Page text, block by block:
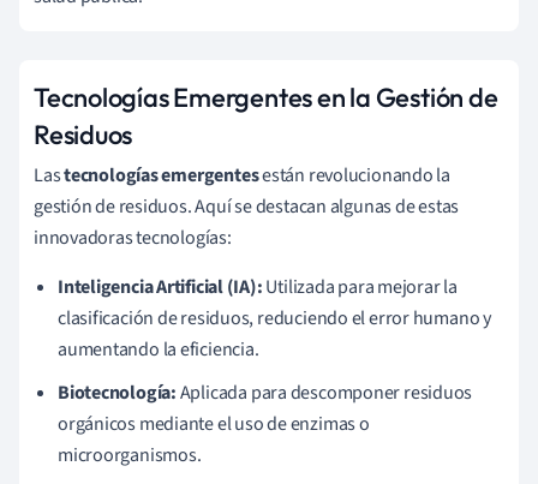
Tecnologías Emergentes en la Gestión de
Residuos
Lastecnologías emergentesestán revolucionando la
gestión de residuos. Aquí se destacan algunas de estas
innovadoras tecnologías:
Inteligencia Artificial (IA):Utilizada para mejorar la
clasificación de residuos, reduciendo el error humano y
aumentando la eficiencia.
Biotecnología:Aplicada para descomponer residuos
orgánicos mediante el uso de enzimas o
microorganismos.